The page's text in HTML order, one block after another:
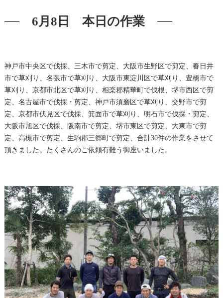
6月8日 本日の作業
神戸市中央区で伐採、三木市で剪定、大阪市生野区で剪定、春日井
市で草刈り、名張市で草刈り、大阪市東淀川区で草刈り、豊橋市で
草刈り、京都市北区で草刈り、相楽郡精華町で伐根、堺市西区で剪
定、名古屋市で伐採・剪定、神戸市須磨区で草刈り、交野市で剪
定、京都市伏見区で伐採、箕面市で草刈り、明石市で伐採・剪定、
大阪市旭区で伐採、阪南市で剪定、堺市東区で剪定、大東市で剪
定、高槻市で剪定、生駒郡三郷町で剪定、合計30件の作業をさせて
頂きました。たくさんのご依頼有難う御座いました。